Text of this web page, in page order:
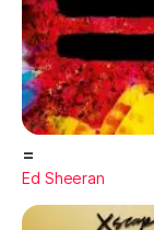
=
Ed Sheeran